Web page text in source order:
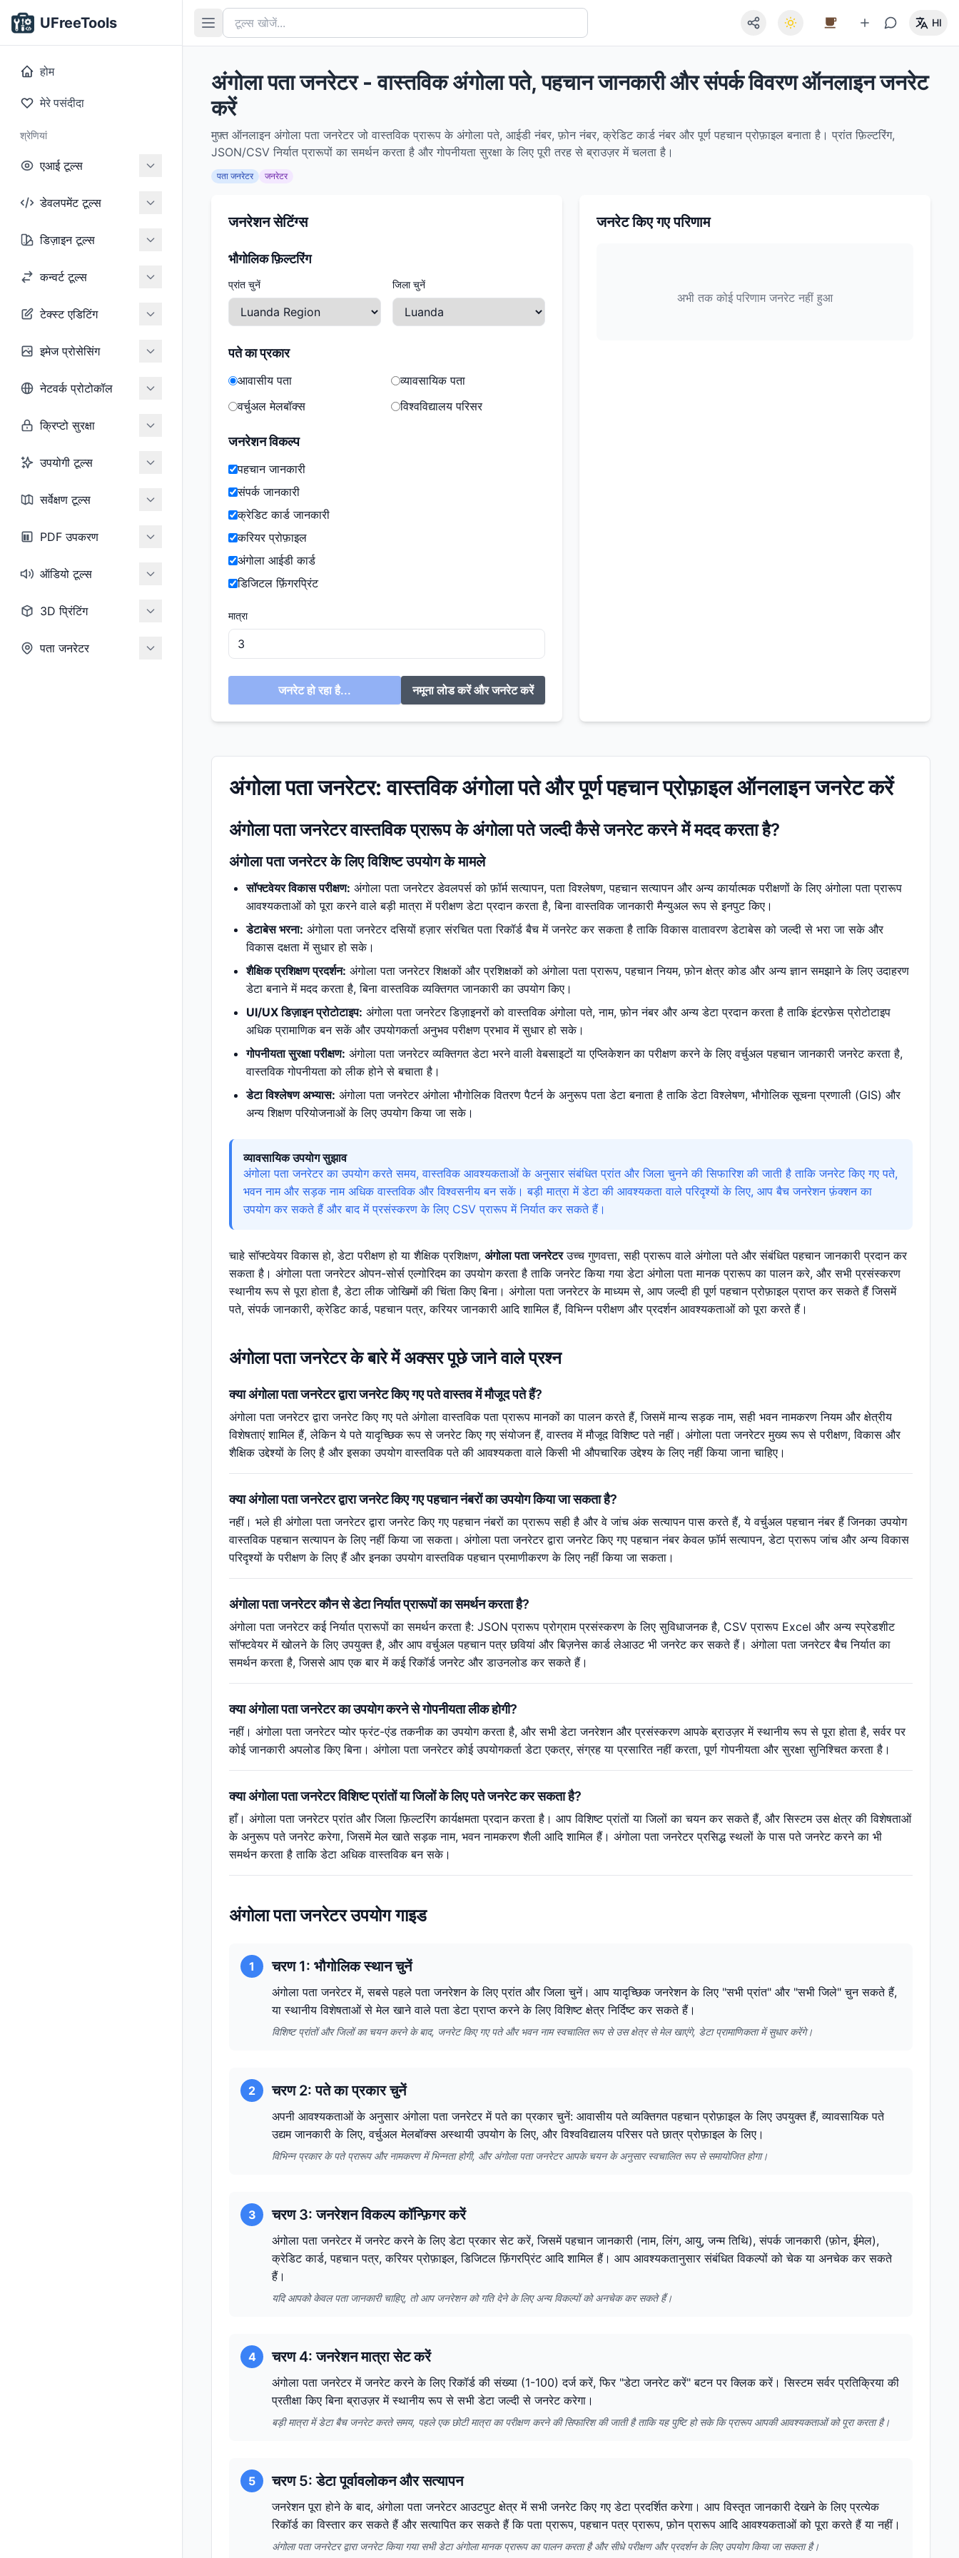
UFreeTools
होम
मेरे पसंदीदा
श्रेणियां
एआई टूल्स
डेवलपमेंट टूल्स
डिज़ाइन टूल्स
कन्वर्ट टूल्स
टेक्स्ट एडिटिंग
इमेज प्रोसेसिंग
नेटवर्क प्रोटोकॉल
क्रिप्टो सुरक्षा
उपयोगी टूल्स
सर्वेक्षण टूल्स
PDF उपकरण
ऑडियो टूल्स
3D प्रिंटिंग
पता जनरेटर
HI
अंगोला पता जनरेटर - वास्तविक अंगोला पते, पहचान जानकारी और संपर्क विवरण ऑनलाइन जनरेट
करें
मुफ़्त ऑनलाइन अंगोला पता जनरेटर जो वास्तविक प्रारूप के अंगोला पते, आईडी नंबर, फ़ोन नंबर, क्रेडिट कार्ड नंबर और पूर्ण पहचान प्रोफ़ाइल बनाता है। प्रांत फ़िल्टरिंग,
JSON/CSV निर्यात प्रारूपों का समर्थन करता है और गोपनीयता सुरक्षा के लिए पूरी तरह से ब्राउज़र में चलता है।
पता जनरेटर जनरेटर
जनरेशन सेटिंग्स
भौगोलिक फ़िल्टरिंग
प्रांत चुनें जिला चुनें
पते का प्रकार
आवासीय पता
व्यावसायिक पता
वर्चुअल मेलबॉक्स
विश्वविद्यालय परिसर
जनरेशन विकल्प
पहचान जानकारी
संपर्क जानकारी
क्रेडिट कार्ड जानकारी
करियर प्रोफ़ाइल
अंगोला आईडी कार्ड
डिजिटल फ़िंगरप्रिंट
मात्रा
जनरेट हो रहा है... नमूना लोड करें और जनरेट करें
जनरेट किए गए परिणाम
अभी तक कोई परिणाम जनरेट नहीं हुआ
अंगोला पता जनरेटर: वास्तविक अंगोला पते और पूर्ण पहचान प्रोफ़ाइल ऑनलाइन जनरेट करें
अंगोला पता जनरेटर वास्तविक प्रारूप के अंगोला पते जल्दी कैसे जनरेट करने में मदद करता है?
अंगोला पता जनरेटर के लिए विशिष्ट उपयोग के मामले
सॉफ्टवेयर विकास परीक्षण: अंगोला पता जनरेटर डेवलपर्स को फ़ॉर्म सत्यापन, पता विश्लेषण, पहचान सत्यापन और अन्य कार्यात्मक परीक्षणों के लिए अंगोला पता प्रारूप
आवश्यकताओं को पूरा करने वाले बड़ी मात्रा में परीक्षण डेटा प्रदान करता है, बिना वास्तविक जानकारी मैन्युअल रूप से इनपुट किए।
डेटाबेस भरना: अंगोला पता जनरेटर दसियों हज़ार संरचित पता रिकॉर्ड बैच में जनरेट कर सकता है ताकि विकास वातावरण डेटाबेस को जल्दी से भरा जा सके और
विकास दक्षता में सुधार हो सके।
शैक्षिक प्रशिक्षण प्रदर्शन: अंगोला पता जनरेटर शिक्षकों और प्रशिक्षकों को अंगोला पता प्रारूप, पहचान नियम, फ़ोन क्षेत्र कोड और अन्य ज्ञान समझाने के लिए उदाहरण
डेटा बनाने में मदद करता है, बिना वास्तविक व्यक्तिगत जानकारी का उपयोग किए।
UI/UX डिज़ाइन प्रोटोटाइप: अंगोला पता जनरेटर डिज़ाइनरों को वास्तविक अंगोला पते, नाम, फ़ोन नंबर और अन्य डेटा प्रदान करता है ताकि इंटरफ़ेस प्रोटोटाइप
अधिक प्रामाणिक बन सकें और उपयोगकर्ता अनुभव परीक्षण प्रभाव में सुधार हो सके।
गोपनीयता सुरक्षा परीक्षण: अंगोला पता जनरेटर व्यक्तिगत डेटा भरने वाली वेबसाइटों या एप्लिकेशन का परीक्षण करने के लिए वर्चुअल पहचान जानकारी जनरेट करता है,
वास्तविक गोपनीयता को लीक होने से बचाता है।
डेटा विश्लेषण अभ्यास: अंगोला पता जनरेटर अंगोला भौगोलिक वितरण पैटर्न के अनुरूप पता डेटा बनाता है ताकि डेटा विश्लेषण, भौगोलिक सूचना प्रणाली (GIS) और
अन्य शिक्षण परियोजनाओं के लिए उपयोग किया जा सके।
व्यावसायिक उपयोग सुझाव
अंगोला पता जनरेटर का उपयोग करते समय, वास्तविक आवश्यकताओं के अनुसार संबंधित प्रांत और जिला चुनने की सिफारिश की जाती है ताकि जनरेट किए गए पते,
भवन नाम और सड़क नाम अधिक वास्तविक और विश्वसनीय बन सकें। बड़ी मात्रा में डेटा की आवश्यकता वाले परिदृश्यों के लिए, आप बैच जनरेशन फ़ंक्शन का
उपयोग कर सकते हैं और बाद में प्रसंस्करण के लिए CSV प्रारूप में निर्यात कर सकते हैं।
चाहे सॉफ्टवेयर विकास हो, डेटा परीक्षण हो या शैक्षिक प्रशिक्षण, अंगोला पता जनरेटरउच्च गुणवत्ता, सही प्रारूप वाले अंगोला पते और संबंधित पहचान जानकारी प्रदान कर
सकता है। अंगोला पता जनरेटर ओपन-सोर्स एल्गोरिदम का उपयोग करता है ताकि जनरेट किया गया डेटा अंगोला पता मानक प्रारूप का पालन करे, और सभी प्रसंस्करण
स्थानीय रूप से पूरा होता है, डेटा लीक जोखिमों की चिंता किए बिना। अंगोला पता जनरेटर के माध्यम से, आप जल्दी ही पूर्ण पहचान प्रोफ़ाइल प्राप्त कर सकते हैं जिसमें
पते, संपर्क जानकारी, क्रेडिट कार्ड, पहचान पत्र, करियर जानकारी आदि शामिल हैं, विभिन्न परीक्षण और प्रदर्शन आवश्यकताओं को पूरा करते हैं।
अंगोला पता जनरेटर के बारे में अक्सर पूछे जाने वाले प्रश्न
क्या अंगोला पता जनरेटर द्वारा जनरेट किए गए पते वास्तव में मौजूद पते हैं?
अंगोला पता जनरेटर द्वारा जनरेट किए गए पते अंगोला वास्तविक पता प्रारूप मानकों का पालन करते हैं, जिसमें मान्य सड़क नाम, सही भवन नामकरण नियम और क्षेत्रीय
विशेषताएं शामिल हैं, लेकिन ये पते यादृच्छिक रूप से जनरेट किए गए संयोजन हैं, वास्तव में मौजूद विशिष्ट पते नहीं। अंगोला पता जनरेटर मुख्य रूप से परीक्षण, विकास और
शैक्षिक उद्देश्यों के लिए है और इसका उपयोग वास्तविक पते की आवश्यकता वाले किसी भी औपचारिक उद्देश्य के लिए नहीं किया जाना चाहिए।
क्या अंगोला पता जनरेटर द्वारा जनरेट किए गए पहचान नंबरों का उपयोग किया जा सकता है?
नहीं। भले ही अंगोला पता जनरेटर द्वारा जनरेट किए गए पहचान नंबरों का प्रारूप सही है और वे जांच अंक सत्यापन पास करते हैं, ये वर्चुअल पहचान नंबर हैं जिनका उपयोग
वास्तविक पहचान सत्यापन के लिए नहीं किया जा सकता। अंगोला पता जनरेटर द्वारा जनरेट किए गए पहचान नंबर केवल फ़ॉर्म सत्यापन, डेटा प्रारूप जांच और अन्य विकास
परिदृश्यों के परीक्षण के लिए हैं और इनका उपयोग वास्तविक पहचान प्रमाणीकरण के लिए नहीं किया जा सकता।
अंगोला पता जनरेटर कौन से डेटा निर्यात प्रारूपों का समर्थन करता है?
अंगोला पता जनरेटर कई निर्यात प्रारूपों का समर्थन करता है: JSON प्रारूप प्रोग्राम प्रसंस्करण के लिए सुविधाजनक है, CSV प्रारूप Excel और अन्य स्प्रेडशीट
सॉफ्टवेयर में खोलने के लिए उपयुक्त है, और आप वर्चुअल पहचान पत्र छवियां और बिज़नेस कार्ड लेआउट भी जनरेट कर सकते हैं। अंगोला पता जनरेटर बैच निर्यात का
समर्थन करता है, जिससे आप एक बार में कई रिकॉर्ड जनरेट और डाउनलोड कर सकते हैं।
क्या अंगोला पता जनरेटर का उपयोग करने से गोपनीयता लीक होगी?
नहीं। अंगोला पता जनरेटर प्योर फ्रंट-एंड तकनीक का उपयोग करता है, और सभी डेटा जनरेशन और प्रसंस्करण आपके ब्राउज़र में स्थानीय रूप से पूरा होता है, सर्वर पर
कोई जानकारी अपलोड किए बिना। अंगोला पता जनरेटर कोई उपयोगकर्ता डेटा एकत्र, संग्रह या प्रसारित नहीं करता, पूर्ण गोपनीयता और सुरक्षा सुनिश्चित करता है।
क्या अंगोला पता जनरेटर विशिष्ट प्रांतों या जिलों के लिए पते जनरेट कर सकता है?
हाँ। अंगोला पता जनरेटर प्रांत और जिला फ़िल्टरिंग कार्यक्षमता प्रदान करता है। आप विशिष्ट प्रांतों या जिलों का चयन कर सकते हैं, और सिस्टम उस क्षेत्र की विशेषताओं
के अनुरूप पते जनरेट करेगा, जिसमें मेल खाते सड़क नाम, भवन नामकरण शैली आदि शामिल हैं। अंगोला पता जनरेटर प्रसिद्ध स्थलों के पास पते जनरेट करने का भी
समर्थन करता है ताकि डेटा अधिक वास्तविक बन सके।
अंगोला पता जनरेटर उपयोग गाइड
1 चरण 1: भौगोलिक स्थान चुनें
अंगोला पता जनरेटर में, सबसे पहले पता जनरेशन के लिए प्रांत और जिला चुनें। आप यादृच्छिक जनरेशन के लिए "सभी प्रांत" और "सभी जिले" चुन सकते हैं,
या स्थानीय विशेषताओं से मेल खाने वाले पता डेटा प्राप्त करने के लिए विशिष्ट क्षेत्र निर्दिष्ट कर सकते हैं।
विशिष्ट प्रांतों और जिलों का चयन करने के बाद, जनरेट किए गए पते और भवन नाम स्वचालित रूप से उस क्षेत्र से मेल खाएंगे, डेटा प्रामाणिकता में सुधार करेंगे।
2 चरण 2: पते का प्रकार चुनें
अपनी आवश्यकताओं के अनुसार अंगोला पता जनरेटर में पते का प्रकार चुनें: आवासीय पते व्यक्तिगत पहचान प्रोफ़ाइल के लिए उपयुक्त हैं, व्यावसायिक पते
उद्यम जानकारी के लिए, वर्चुअल मेलबॉक्स अस्थायी उपयोग के लिए, और विश्वविद्यालय परिसर पते छात्र प्रोफ़ाइल के लिए।
विभिन्न प्रकार के पते प्रारूप और नामकरण में भिन्नता होगी, और अंगोला पता जनरेटर आपके चयन के अनुसार स्वचालित रूप से समायोजित होगा।
3 चरण 3: जनरेशन विकल्प कॉन्फ़िगर करें
अंगोला पता जनरेटर में जनरेट करने के लिए डेटा प्रकार सेट करें, जिसमें पहचान जानकारी (नाम, लिंग, आयु, जन्म तिथि), संपर्क जानकारी (फ़ोन, ईमेल),
क्रेडिट कार्ड, पहचान पत्र, करियर प्रोफ़ाइल, डिजिटल फ़िंगरप्रिंट आदि शामिल हैं। आप आवश्यकतानुसार संबंधित विकल्पों को चेक या अनचेक कर सकते
हैं।
यदि आपको केवल पता जानकारी चाहिए, तो आप जनरेशन को गति देने के लिए अन्य विकल्पों को अनचेक कर सकते हैं।
4 चरण 4: जनरेशन मात्रा सेट करें
अंगोला पता जनरेटर में जनरेट करने के लिए रिकॉर्ड की संख्या (1-100) दर्ज करें, फिर "डेटा जनरेट करें" बटन पर क्लिक करें। सिस्टम सर्वर प्रतिक्रिया की
प्रतीक्षा किए बिना ब्राउज़र में स्थानीय रूप से सभी डेटा जल्दी से जनरेट करेगा।
बड़ी मात्रा में डेटा बैच जनरेट करते समय, पहले एक छोटी मात्रा का परीक्षण करने की सिफारिश की जाती है ताकि यह पुष्टि हो सके कि प्रारूप आपकी आवश्यकताओं को पूरा करता है।
5 चरण 5: डेटा पूर्वावलोकन और सत्यापन
जनरेशन पूरा होने के बाद, अंगोला पता जनरेटर आउटपुट क्षेत्र में सभी जनरेट किए गए डेटा प्रदर्शित करेगा। आप विस्तृत जानकारी देखने के लिए प्रत्येक
रिकॉर्ड का विस्तार कर सकते हैं और सत्यापित कर सकते हैं कि पता प्रारूप, पहचान पत्र प्रारूप, फ़ोन प्रारूप आदि आवश्यकताओं को पूरा करते हैं या नहीं।
अंगोला पता जनरेटर द्वारा जनरेट किया गया सभी डेटा अंगोला मानक प्रारूप का पालन करता है और सीधे परीक्षण और प्रदर्शन के लिए उपयोग किया जा सकता है।